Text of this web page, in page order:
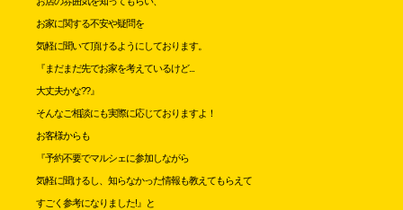
お家に関する不安や疑問を
気軽に聞いて頂けるようにしております。
『まだまだ先でお家を考えているけど...
大丈夫かな??』
そんなご相談にも実際に応じておりますよ！
お客様からも
『予約不要でマルシェに参加しながら
気軽に聞けるし、 知らなかった情報も教えてもらえて
すごく参考になりました!』と